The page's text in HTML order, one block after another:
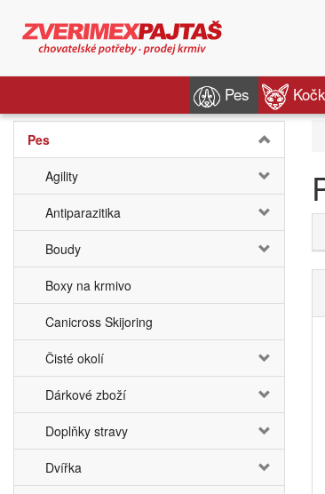
Pes
Pes
Agility
Antiparazitika
Boudy
Boxy na krmivo
Canicross Skijoring
Čisté okolí
Dárkové zboží
Doplňky stravy
Dvířka